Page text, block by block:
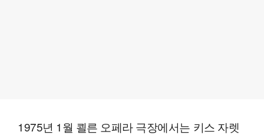
1975년 1월 쾰른 오페라 극장에서는 키스 자렛